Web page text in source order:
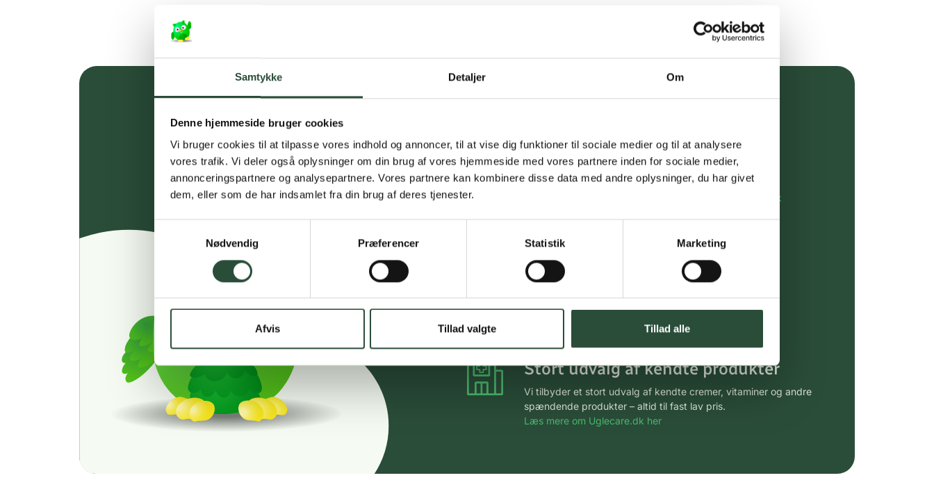
Samtykke Detaljer Om
Denne hjemmeside bruger cookies
Vi bruger cookies til at tilpasse vores indhold og annoncer, til at vise dig funktioner til sociale medier og til at analysere
vores trafik. Vi deler også oplysninger om din brug af vores hjemmeside med vores partnere inden for sociale medier,
annonceringspartnere og analysepartnere. Vores partnere kan kombinere disse data med andre oplysninger, du har givet
dem, eller som de har indsamlet fra din brug af deres tjenester.
Nødvendig
Præferencer Statistik Marketing
Afvis Tillad valgte Tillad alle
Personlig rådgivning
kundeservice@uglecare.dk
Hurtig levering (30 min. i Kbh)
Hurtigt leveringen via GLS, og DAO
Faste lave priser*
*Gælder ikke ernæringsprodukter.
Stort udvalg af kendte produkter
Vi tilbyder et stort udvalg af kendte cremer, vitaminer og andre
spændende produkter – altid til fast lav pris.
Læs mere om Uglecare.dk her